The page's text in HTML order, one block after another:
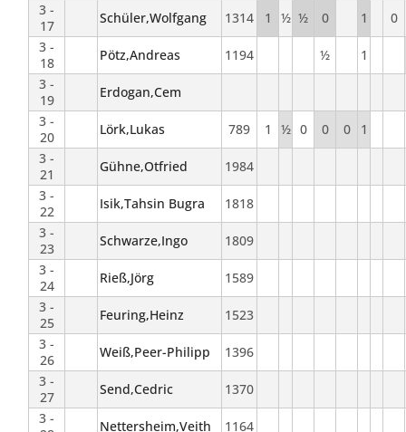
3 -
17
Schüler,Wolfgang 1314 1 ½ ½ 0 1
0
3 -
18
Pötz,Andreas 1194 ½
1
3 -
19
Erdogan,Cem
3 -
20
Lörk,Lukas 789 1 ½ 0 0 0
1
3 -
21
Gühne,Otfried
1984
3 -
22
Isik,Tahsin Bugra
1818
3 -
23
Schwarze,Ingo
1809
3 -
24
Rieß,Jörg
1589
3 -
25
Feuring,Heinz
1523
3 -
26
Weiß,Peer-Philipp
1396
3 -
27
Send,Cedric
1370
3 -
Nettersheim,Veith
1164